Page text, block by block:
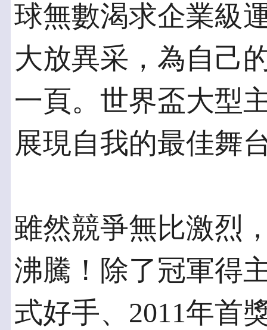
球無數渴求企業級
大放異采，為自己
一頁。世界盃大型
展現自我的最佳舞
雖然競爭無比激烈
沸騰！除了冠軍得
式好手、2011年首